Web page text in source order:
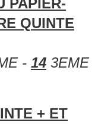
PAPIER-
QUINTE
- 14 3EME
+ ET